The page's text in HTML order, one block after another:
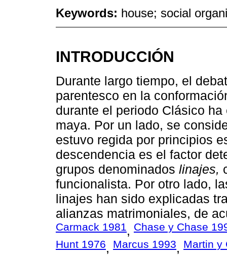
Keywords: house; social
INTRODUCCIÓN
Durante largo tiempo, el
parentesco en la
durante el periodo Clásico
maya. Por un lado, se
estuvo regida por principios
descendencia es el factor
grupos denominados linajes,
funcionalista. Por otro lado,
linajes han sido explicadas
alianzas matrimoniales, de
Carmack 1981, Chase y Chase
Hunt 1976, Marcus 1993, Martin y